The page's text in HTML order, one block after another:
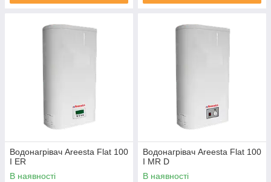
Водонагрівач Areesta Flat 100
I ER
В наявності
Водонагрівач Areesta Flat 100
I MR D
В наявності